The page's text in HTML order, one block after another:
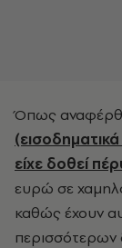
Όπως
είχε δοθεί
ευρώ σε
καθώς έχουν
περισσότερων